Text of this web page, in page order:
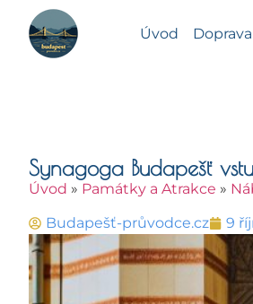
Úvod Doprava
Synagoga Budapešť
Úvod » Památky a Atrakce »
Budapešť-průvodce.cz 9